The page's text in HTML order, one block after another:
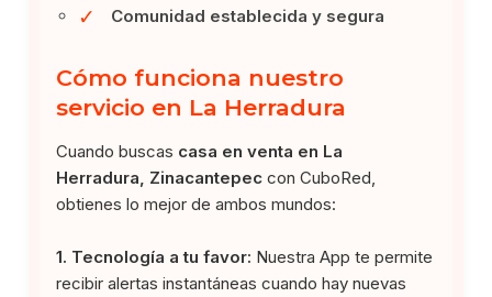
✓ Comunidad establecida y segura
Cómo funciona nuestro
servicio en La Herradura
Cuando buscas casa en venta en La
Herradura, Zinacantepec con CuboRed,
obtienes lo mejor de ambos mundos:
1. Tecnología a tu favor: Nuestra App te permite
recibir alertas instantáneas cuando hay nuevas